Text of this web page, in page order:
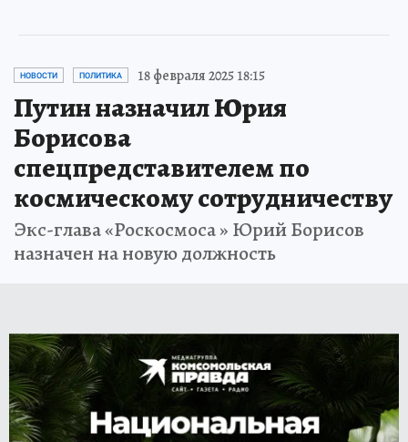
НОВОСТИ ПОЛИТИКА 18 февраля 2025 18:15
Путин назначил Юрия
Борисова
спецпредставителем по
космическому сотрудничеству
Экс-глава «Роскосмоса » Юрий Борисов
назначен на новую должность